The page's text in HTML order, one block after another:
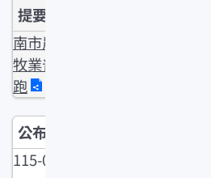
南市農林漁
牧業普查 開
跑
115-04-09